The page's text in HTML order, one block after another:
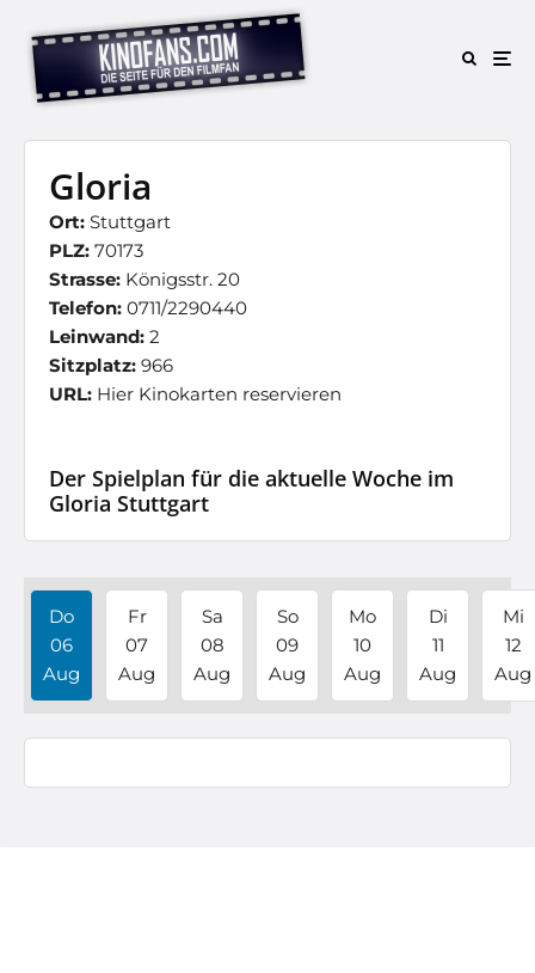
Gloria
Ort: Stuttgart
PLZ: 70173
Strasse: Königsstr. 20
Telefon: 0711/2290440
Leinwand: 2
Sitzplatz: 966
URL: Hier Kinokarten reservieren
Der Spielplan für die aktuelle Woche im
Gloria Stuttgart
Do
06
Aug
Fr
07
Aug
Sa
08
Aug
So
09
Aug
Mo
10
Aug
Di
11
Aug
Mi
12
Aug